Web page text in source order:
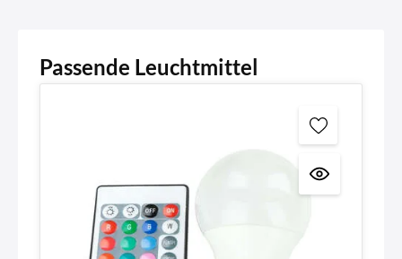
Passende Leuchtmittel